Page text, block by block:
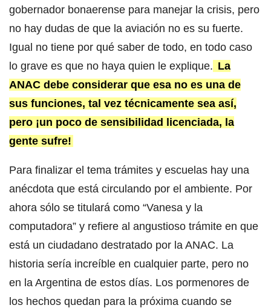
gobernador bonaerense para manejar la crisis, pero
no hay dudas de que la aviación no es su fuerte.
Igual no tiene por qué saber de todo, en todo caso
lo grave es que no haya quien le explique. La
ANAC debe considerar que esa no es una de
sus funciones, tal vez técnicamente sea así,
pero ¡un poco de sensibilidad licenciada, la
gente sufre!
Para finalizar el tema trámites y escuelas hay una
anécdota que está circulando por el ambiente. Por
ahora sólo se titulará como “Vanesa y la
computadora” y refiere al angustioso trámite en que
está un ciudadano destratado por la ANAC. La
historia sería increíble en cualquier parte, pero no
en la Argentina de estos días. Los pormenores de
los hechos quedan para la próxima cuando se